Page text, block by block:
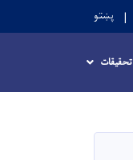
پښتو
تحقیقات